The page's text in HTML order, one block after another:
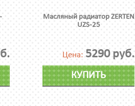
Масляный радиатор ZERTEN
UZS-25
Цена: 5290 руб.
КУПИТЬ